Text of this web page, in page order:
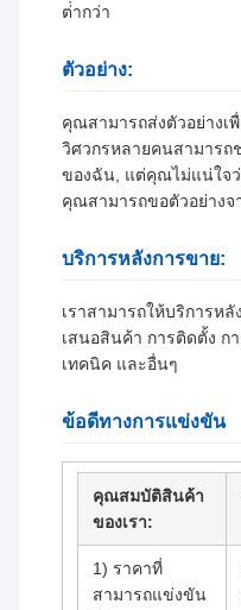
ต่ํากว่า
ตัวอย่าง:
คุณสามารถส่งตัวอย่างเ
วิศวกรหลายคนสามาร
ของฉัน, แต่คุณไม่แน่ใจ
คุณสามารถขอตัวอย่าง
บริการหลังการขาย:
เราสามารถให้บริการห
เสนอสินค้า การติดตั้ง
เทคนิค และอื่นๆ
ข้อดีทางการแข่งขัน
คุณสมบัติสินค้า
ของเรา:
1) ราคาที่
สามารถแข่งขัน